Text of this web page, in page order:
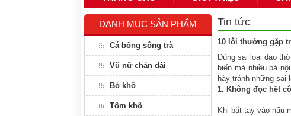
DANH MỤC SẢN PHẨM
Cá bống sông trà
Vũ nữ chân dài
Bò khô
Tôm khô
Tin tức
10 lỗi thường gặp
Dùng sai loại dao
biến mà nhiều bà
hãy tránh những sai
1. Không đọc hết
Khi bắt tay vào nấu